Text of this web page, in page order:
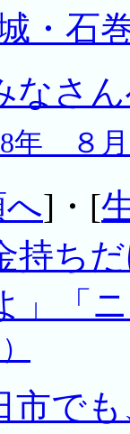
・石
なさ
年 ８
へ]・[
持ち
」「
市で